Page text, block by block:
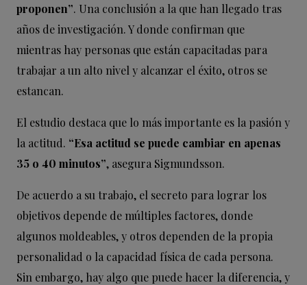
proponen”. Una conclusión a la que han llegado tras
años de investigación. Y donde confirman que
mientras hay personas que están capacitadas para
trabajar a un alto nivel y alcanzar el éxito, otros se
estancan.
El estudio destaca que lo más importante es la pasión y
la actitud. “Esa actitud se puede cambiar en apenas
35 o 40 minutos”, asegura Sigmundsson.
De acuerdo a su trabajo, el secreto para lograr los
objetivos depende de múltiples factores, donde
algunos moldeables, y otros dependen de la propia
personalidad o la capacidad física de cada persona.
Sin embargo, hay algo que puede hacer la diferencia, y